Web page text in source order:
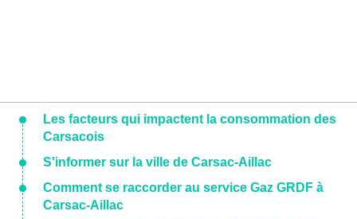
Les facteurs qui impactent la consommation des
Carsacois
S'informer sur la ville de Carsac-Aillac
Comment se raccorder au service Gaz GRDF à
Carsac-Aillac